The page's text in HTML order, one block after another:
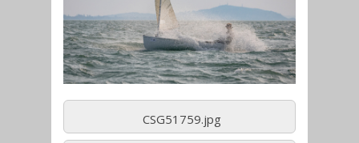
CSG51759.jpg